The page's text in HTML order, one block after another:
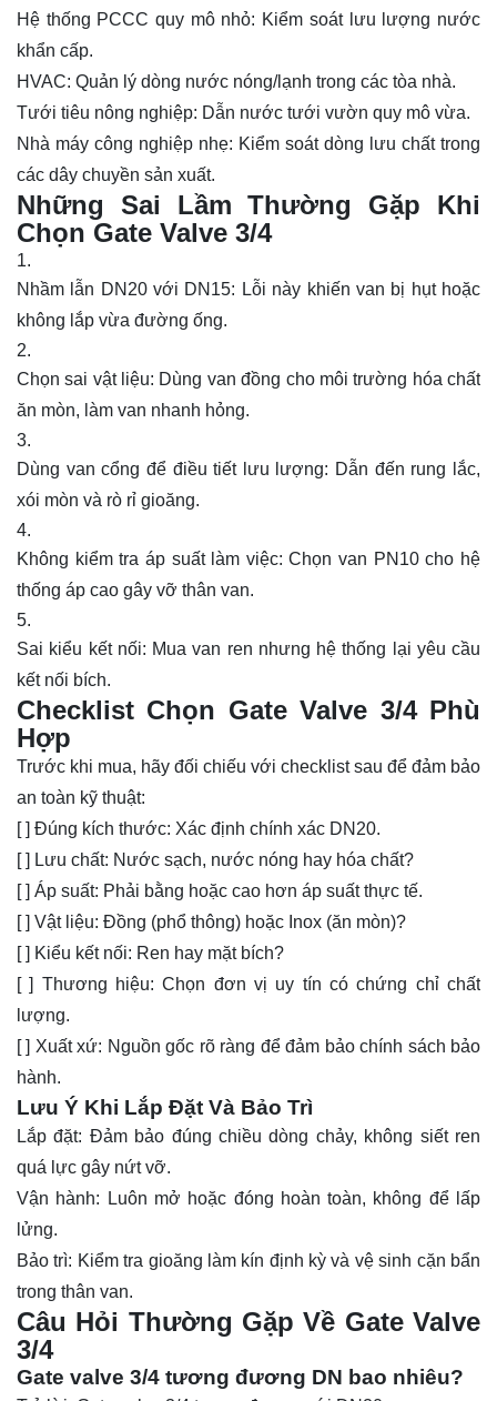
Hệ thống PCCC quy mô nhỏ: Kiểm soát lưu lượng nước
khẩn cấp.
HVAC: Quản lý dòng nước nóng/lạnh trong các tòa nhà.
Tưới tiêu nông nghiệp: Dẫn nước tưới vườn quy mô vừa.
Nhà máy công nghiệp nhẹ: Kiểm soát dòng lưu chất trong
các dây chuyền sản xuất.
Những Sai Lầm Thường Gặp Khi
Chọn Gate Valve 3/4
Nhầm lẫn DN20 với DN15: Lỗi này khiến van bị hụt hoặc
không lắp vừa đường ống.
Chọn sai vật liệu: Dùng van đồng cho môi trường hóa chất
ăn mòn, làm van nhanh hỏng.
Dùng van cổng để điều tiết lưu lượng: Dẫn đến rung lắc,
xói mòn và rò rỉ gioăng.
Không kiểm tra áp suất làm việc: Chọn van PN10 cho hệ
thống áp cao gây vỡ thân van.
Sai kiểu kết nối: Mua van ren nhưng hệ thống lại yêu cầu
kết nối bích.
Checklist Chọn Gate Valve 3/4 Phù
Hợp
Trước khi mua, hãy đối chiếu với checklist sau để đảm bảo
an toàn kỹ thuật:
[ ] Đúng kích thước: Xác định chính xác DN20.
[ ] Lưu chất: Nước sạch, nước nóng hay hóa chất?
[ ] Áp suất: Phải bằng hoặc cao hơn áp suất thực tế.
[ ] Vật liệu: Đồng (phổ thông) hoặc Inox (ăn mòn)?
[ ] Kiểu kết nối: Ren hay mặt bích?
[ ] Thương hiệu: Chọn đơn vị uy tín có chứng chỉ chất
lượng.
[ ] Xuất xứ: Nguồn gốc rõ ràng để đảm bảo chính sách bảo
hành.
Lưu Ý Khi Lắp Đặt Và Bảo Trì
Lắp đặt: Đảm bảo đúng chiều dòng chảy, không siết ren
quá lực gây nứt vỡ.
Vận hành: Luôn mở hoặc đóng hoàn toàn, không để lấp
lửng.
Bảo trì: Kiểm tra gioăng làm kín định kỳ và vệ sinh cặn bẩn
trong thân van.
Câu Hỏi Thường Gặp Về Gate Valve
3/4
Gate valve 3/4 tương đương DN bao nhiêu?